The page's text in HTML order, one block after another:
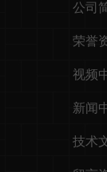
公司
荣誉
视频
新闻
技术